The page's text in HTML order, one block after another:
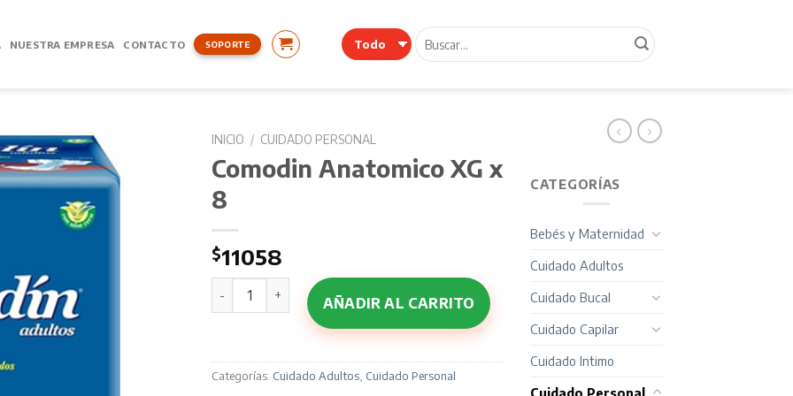
NUESTRA EMPRESA CONTACTO SOPORTE
Buscar
por:
INICIO / CUIDADO PERSONAL
Comodin Anatomico XG x
8
$11058
Comodin Anatomico XG x 8 cantidad
AÑADIR AL CARRITO
Categorías: Cuidado Adultos Cuidado Personal
CATEGORÍAS
Bebés y Maternidad
Cuidado Adultos
Cuidado Bucal
Cuidado Capilar
Cuidado Intimo
Cuidado Personal